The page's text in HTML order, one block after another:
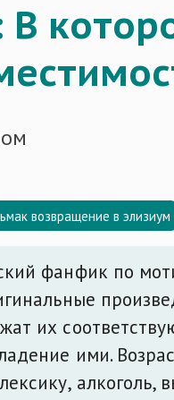
В
возвращение в элизиум
фанфик по
их
ими.